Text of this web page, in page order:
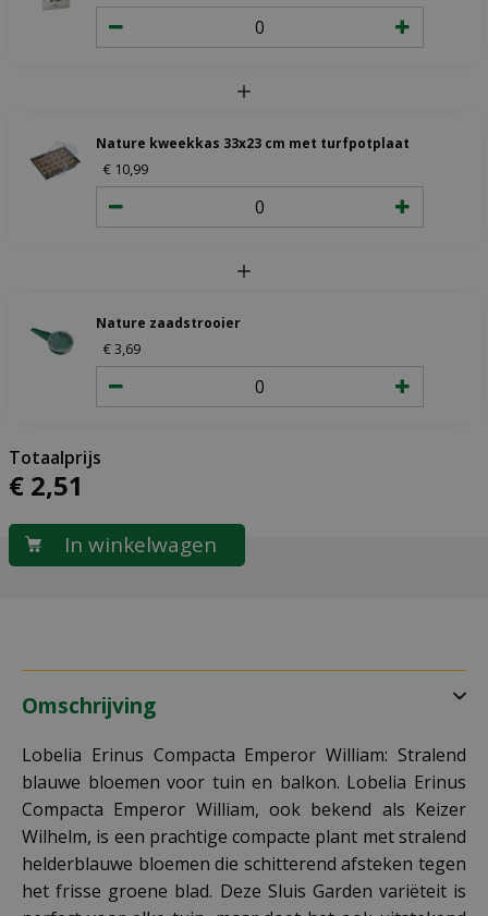
Nature kweekkas 33x23 cm met turfpotplaat
€ 10 99
Nature zaadstrooier
€3 69
€ 2,51
Omschrijving
Lobelia Erinus Compacta Emperor William: Stralend
blauwe bloemen voor tuin en balkon. Lobelia Erinus
Compacta Emperor William, ook bekend als Keizer
Wilhelm, is een prachtige compacte plant met stralend
helderblauwe bloemen die schitterend afsteken tegen
het frisse groene blad. Deze Sluis Garden variëteit is